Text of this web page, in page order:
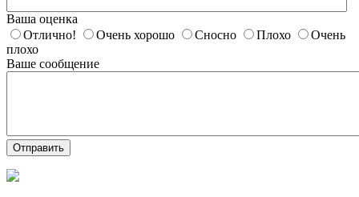
Ваша оценка
Отлично!
Очень хорошо Сносно Плохо
Очень
плохо
Ваше сообщение
Отправить